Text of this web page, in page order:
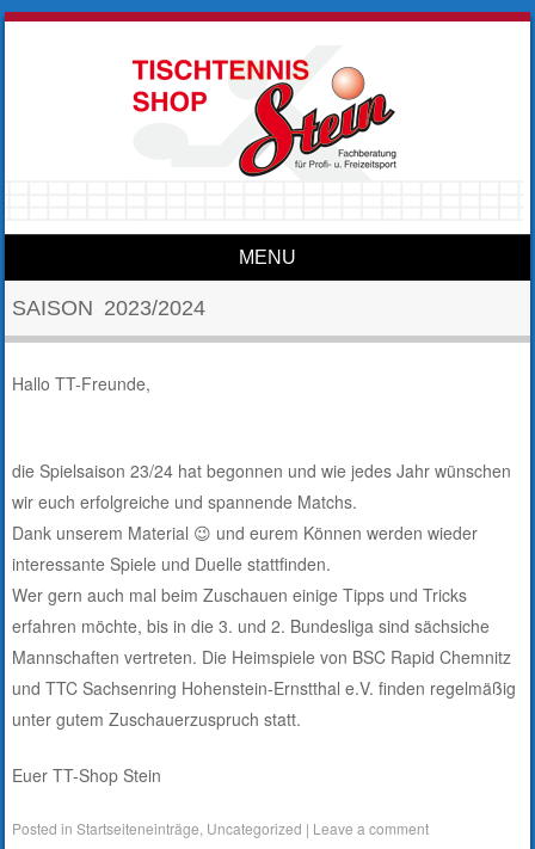
MENU
Skip to content
SAISON 2023/2024
Hallo TT-Freunde,
die Spielsaison 23/24 hat begonnen und wie jedes Jahr wünschen
wir euch erfolgreiche und spannende Matchs.
Dank unserem Material 😉 und eurem Können werden wieder
interessante Spiele und Duelle stattfinden.
Wer gern auch mal beim Zuschauen einige Tipps und Tricks
erfahren möchte, bis in die 3. und 2. Bundesliga sind sächsiche
Mannschaften vertreten. Die Heimspiele von BSC Rapid Chemnitz
und TTC Sachsenring Hohenstein-Ernstthal e.V. finden regelmäßig
unter gutem Zuschauerzuspruch statt.
Euer TT-Shop Stein
Posted inStartseiteneinträge Uncategorized | Leave a comment